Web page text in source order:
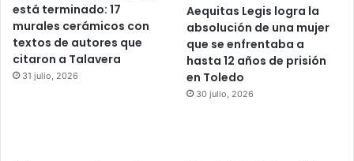
está terminado: 17
murales cerámicos con
textos de autores que
citaron a Talavera
31 julio, 2026
Aequitas Legis logra la
absolución de una mujer
que se enfrentaba a
hasta 12 años de prisión
en Toledo
30 julio, 2026